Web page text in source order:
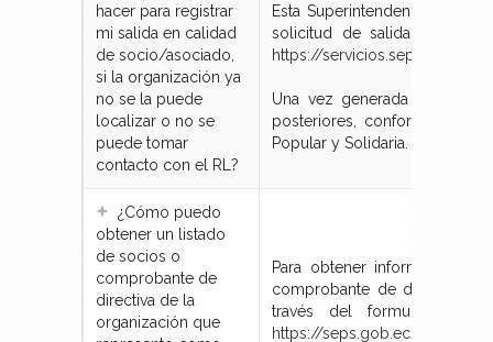
hacer para registrar
mi salida en calidad
de socio/asociado,
si la organización ya
no se la puede
localizar o no se
puede tomar
contacto con el RL?
Esta Superintendencia en
solicitud de salida
https://
Una vez generada la
posteriores, conforme lo
Popular y Solidaria.
¿Cómo puedo
obtener un listado
de socios o
comprobante de
directiva de la
organización que
Para obtener información
comprobante de directiva
través del formulario
https://seps.gob.ec/